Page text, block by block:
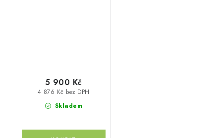
Skladem
4 876 Kč bez DPH
5 900 Kč